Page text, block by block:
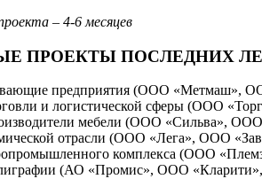
– 4-6 месяцев
ПРОЕКТЫ ПОСЛЕДНИХ
предприятия (ООО
и логистической сферы
мебели (ООО «Сильва»,
отрасли (ООО «Лега», ООО
комплекса (ООО
(АО «Промис», ООО